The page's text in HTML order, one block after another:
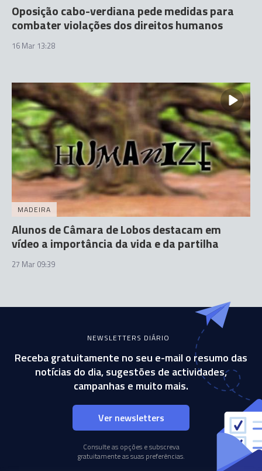
Oposição cabo-verdiana pede medidas para
combater violações dos direitos humanos
16 Mar 13:28
MADEIRA
Alunos de Câmara de Lobos destacam em
vídeo a importância da vida e da partilha
27 Mar 09:39
NEWSLETTERS DIÁRIO
Receba gratuitamente no seu e-mail o resumo das
notícias do dia, sugestões de actividades,
campanhas e muito mais.
Ver newsletters
Consulte as opções e subscreva
gratuitamente as suas preferências.